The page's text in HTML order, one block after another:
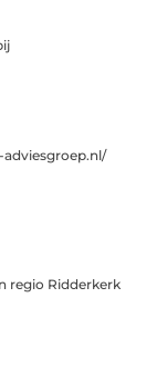
regio Ridderkerk